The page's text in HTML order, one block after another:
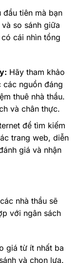
đầu tiên mà bạn
so sánh giữa
cái nhìn tổng
Hãy tham khảo
nguồn đáng
thuê nhà thầu.
và chân thực.
để tìm kiếm
trang web, diễn
giá và nhận
nhà thầu sẽ
với ngân sách
giá từ ít nhất ba
và chọn lựa.